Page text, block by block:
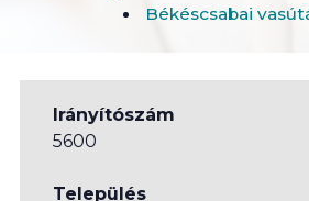
Békéscsabai
Irányítószám
5600
Település